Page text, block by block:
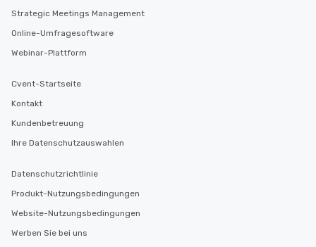
Strategic Meetings Management
Online-Umfragesoftware
Webinar-Plattform
Cvent-Startseite
Kontakt
Kundenbetreuung
Ihre Datenschutzauswahlen
Datenschutzrichtlinie
Produkt-Nutzungsbedingungen
Website-Nutzungsbedingungen
Werben Sie bei uns